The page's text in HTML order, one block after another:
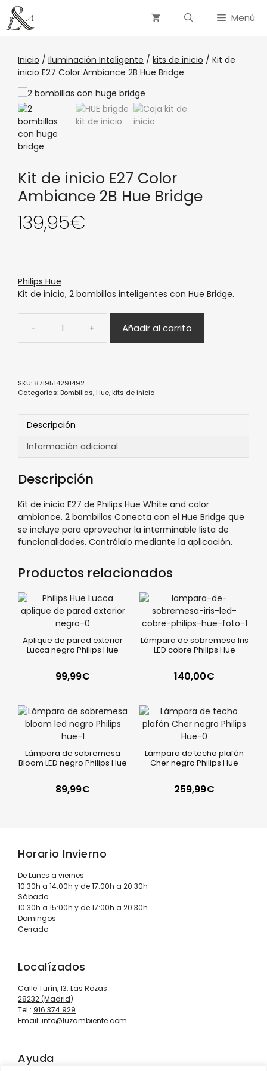
Menú
Inicio / Iluminación Inteligente / kits de inicio / Kit de
inicio E27 Color Ambiance 2B Hue Bridge
Kit de inicio E27 Color
Ambiance 2B Hue Bridge
139,95€
Philips Hue
Kit de inicio, 2 bombillas inteligentes con Hue Bridge.
Añadir al carrito
SKU: 8719514291492
Categorías:Bombillas,Hue,kits de inicio
Descripción
Información adicional
Descripción
Kit de inicio E27 de Philips Hue White and color
ambiance. 2 bombillas Conecta con el Hue Bridge que
se incluye para aprovechar la interminable lista de
funcionalidades. Contrólalo mediante la aplicación.
Productos relacionados
Aplique de pared exterior
Lucca negro Philips Hue
99,99€
Lámpara de sobremesa Iris
LED cobre Philips Hue
140,00€
Lámpara de sobremesa
Bloom LED negro Philips Hue
89,99€
Lámpara de techo plafón
Cher negro Philips Hue
259,99€
Horario Invierno
De Lunes a viernes
10:30h a 14:00h y de 17:00h a 20:30h
Sábado:
10:30h a 15:00h y de 17:00h a 20:30h
Domingos:
Cerrado
Localízados
Calle Turín, 13. Las Rozas.
28232 (Madrid)
Tel.: 916 374 929
Email: info@luzambiente.com
Ayuda